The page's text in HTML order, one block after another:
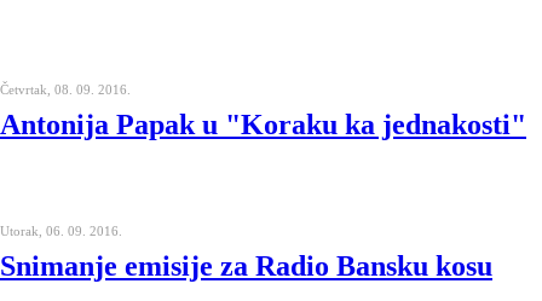
Četvrtak, 08. 09. 2016.
Antonija Papak u "Koraku ka jednakosti"
Utorak, 06. 09. 2016.
Snimanje emisije za Radio Bansku kosu